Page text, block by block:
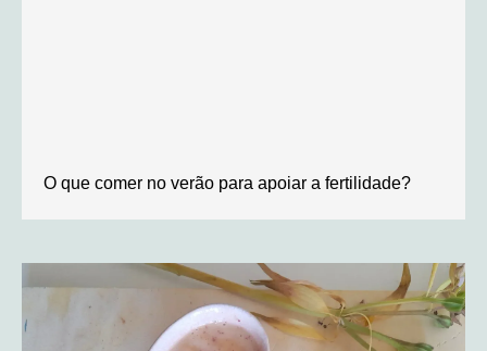
O que comer no verão para apoiar a fertilidade?